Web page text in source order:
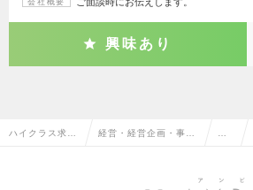
会社概要
興味あり
ハイクラス求人 経営・経営企画・事業